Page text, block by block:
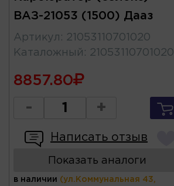
ВАЗ-21053 (1500) Дааз
Артикул : 21053110701020
Каталожный : 21053110701020
8857.80
- +
Написать отзыв
Показать аналоги
в наличии (ул.Коммунальная 43,